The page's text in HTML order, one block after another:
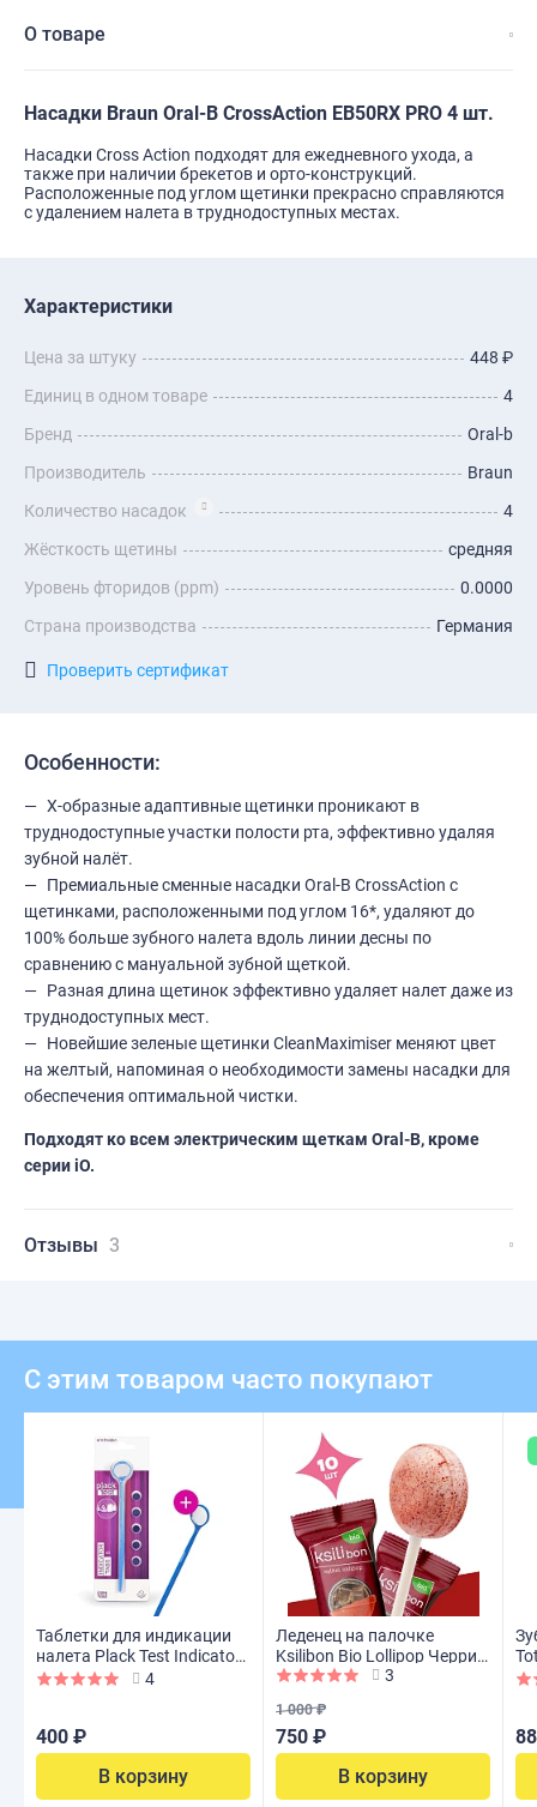
О товаре
Насадки Braun Oral-B CrossAction EB50RX PRO 4 шт.
Насадки Cross Action подходят для ежедневного ухода, а
также при наличии брекетов и орто-конструкций.
Расположенные под углом щетинки прекрасно справляются
с удалением налета в труднодоступных местах.
Характеристики
Цена за штуку
448 ₽
Единиц в одном товаре
4
Бренд
Oral-b
Производитель
Braun
Количество насадок
4
Жёсткость щетины
средняя
Уровень фторидов (ppm)
0.0000
Страна производства
Германия
Проверить сертификат
Особенности:
X-образные адаптивные щетинки проникают в
труднодоступные участки полости рта, эффективно удаляя
зубной налёт.
Премиальные сменные насадки Oral-B CrossAction с
щетинками, расположенными под углом 16*, удаляют до
100% больше зубного налета вдоль линии десны по
сравнению с мануальной зубной щеткой.
Разная длина щетинок эффективно удаляет налет даже из
труднодоступных мест.
Новейшие зеленые щетинки CleanMaximiser меняют цвет
на желтый, напоминая о необходимости замены насадки для
обеспечения оптимальной чистки.
Подходят ко всем электрическим щеткам Oral-B, кроме
серии iO.
Отзывы 3
С этим товаром часто покупают
Таблетки для индикации
налета Plack Test Indicator
Tabs, зеркало + 5 шт.
4
400 ₽
В корзину
Леденец на палочке
Ksilibon Bio Lollipop Черри-
кола, 10 шт
3
1 000 ₽
750 ₽
В корзину